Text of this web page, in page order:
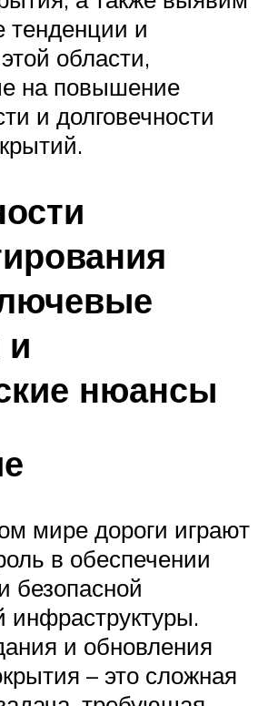
тенденции и
области,
на повышение
и долговечности
и
нюансы
мире дороги играют
в обеспечении
безопасной
инфраструктуры.
и обновления
– это сложная